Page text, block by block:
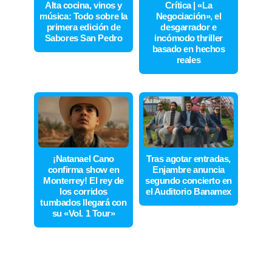
Alta cocina, vinos y
música: Todo sobre la
primera edición de
Sabores San Pedro
Crítica | «La
Negociación», el
desgarrador e
incómodo thriller
basado en hechos
reales
¡Natanael Cano
confirma show en
Monterrey! El rey de
los corridos
tumbados llegará con
su «Vol. 1 Tour»
Tras agotar entradas,
Enjambre anuncia
segundo concierto en
el Auditorio Banamex